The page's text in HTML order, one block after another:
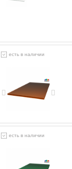
есть в наличии
есть в наличии